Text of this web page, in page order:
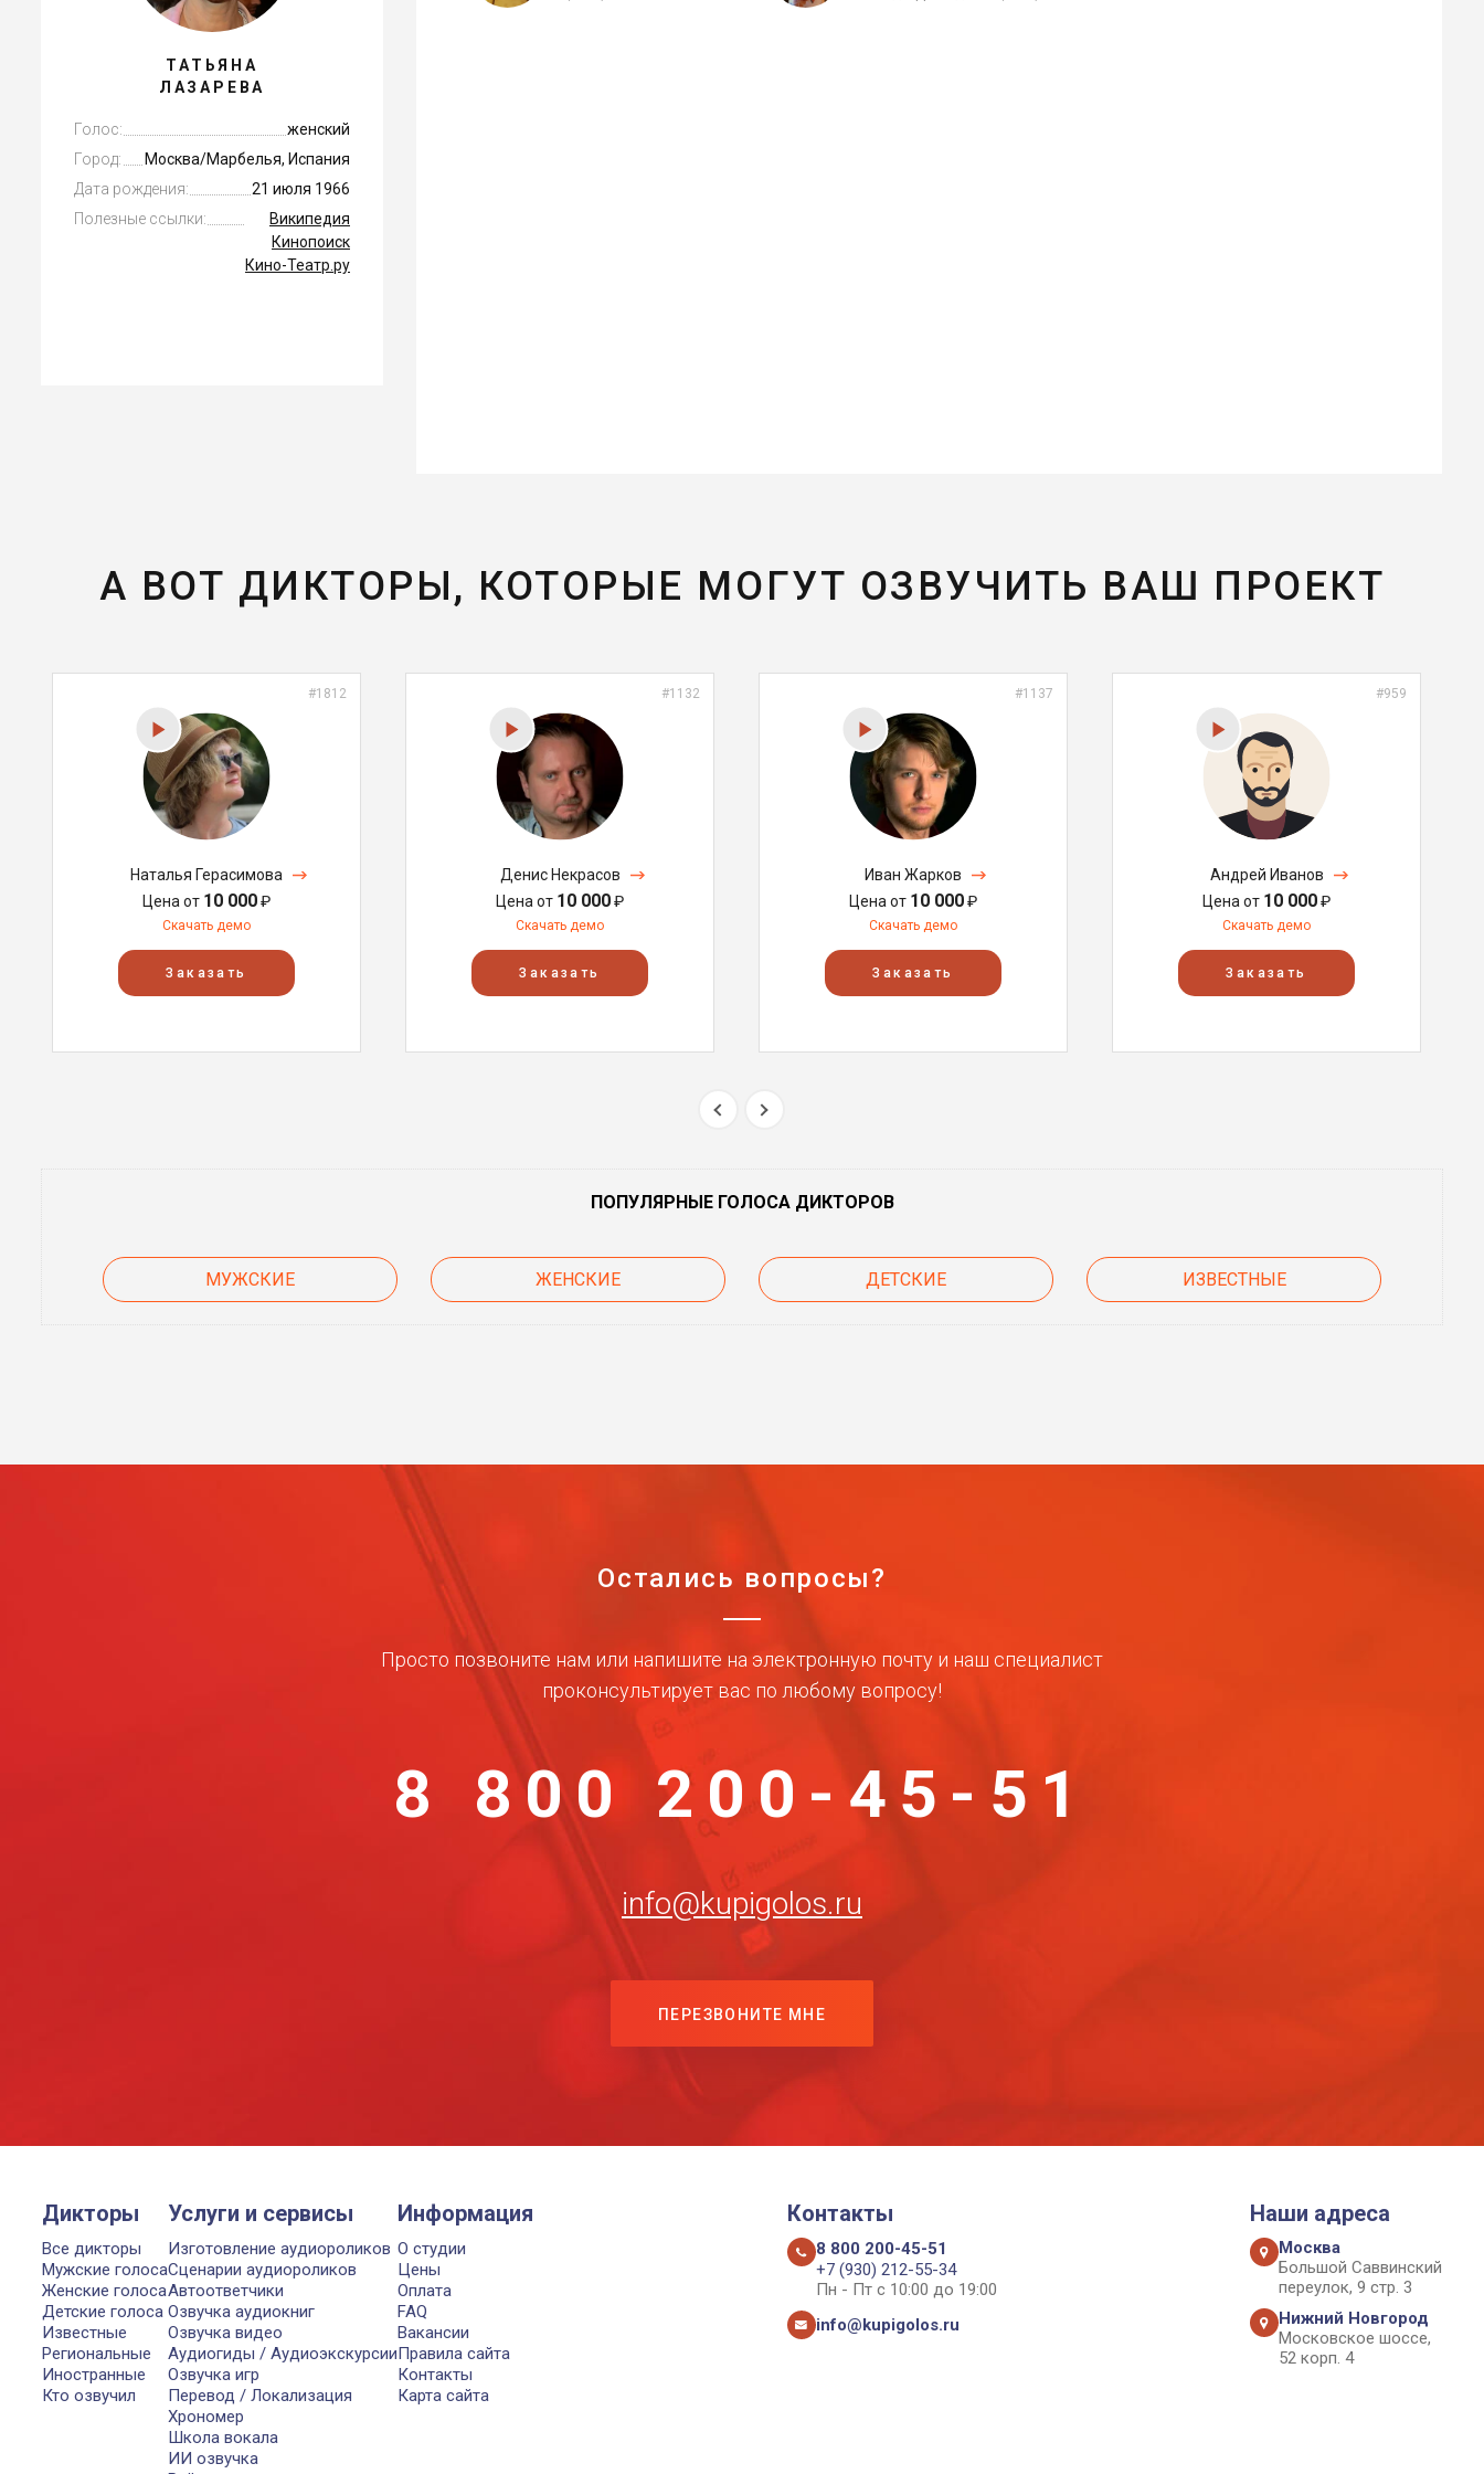
ТАТЬЯНА
ЛАЗАРЕВА
Голос:
женский
Город:
Москва/Марбелья, Испания
Дата рождения:
21 июля 1966
Полезные ссылки:
Википедия
Кинопоиск
Кино-Театр.ру
А ВОТ ДИКТОРЫ, КОТОРЫЕ МОГУТ ОЗВУЧИТЬ ВАШ ПРОЕКТ
#1812
Наталья Герасимова
Цена от 10 000₽
Скачать демо
Заказать
#1132
Денис Некрасов
Цена от 10 000₽
Скачать демо
Заказать
#1137
Иван Жарков
Цена от 10 000₽
Скачать демо
Заказать
#959
Андрей Иванов
Цена от 10 000₽
Скачать демо
Заказать
ПОПУЛЯРНЫЕ ГОЛОСА ДИКТОРОВ
МУЖСКИЕ ЖЕНСКИЕ ДЕТСКИЕ ИЗВЕСТНЫЕ
Остались вопросы?
Просто позвоните нам или напишите на электронную почту и наш специалист
проконсультирует вас по любому вопросу!
8 800 200-45-51
info@kupigolos.ru
ПЕРЕЗВОНИТЕ МНЕ
Дикторы
Все дикторы
Мужские голоса
Женские голоса
Детские голоса
Известные
Региональные
Иностранные
Кто озвучил
Услуги и сервисы
Изготовление аудиороликов
Сценарии аудиороликов
Автоответчики
Озвучка аудиокниг
Озвучка видео
Аудиогиды / Аудиоэкскурсии
Озвучка игр
Перевод / Локализация
Хрономер
Школа вокала
ИИ озвучка
Информация
О студии
Цены
Оплата
FAQ
Вакансии
Правила сайта
Контакты
Карта сайта
Контакты
8 800 200-45-51
+7 (930) 212-55-34
Пн - Пт с 10:00 до 19:00
info@kupigolos.ru
Наши адреса
Москва
Большой Саввинский
переулок, 9 стр. 3
Нижний Новгород
Московское шоссе,
52 корп. 4